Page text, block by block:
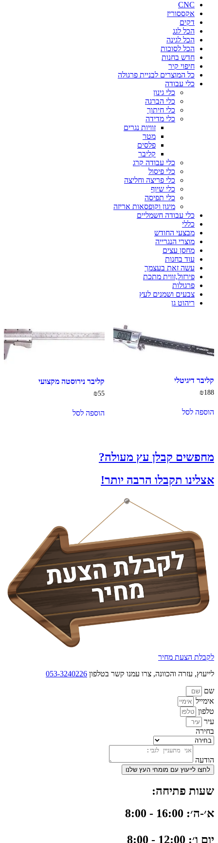
CNC
אקססוריז
דקים
הכל לגג
הכל לגינה
הכל לסוכות
חדש בחנות
חיפוי קיר
כל המוצרים לבניית פרגולה
כלי עבודה
כלי גינון
כלי הברגה
כלי חיתוך
כלי מדידה
זוויות נגרים
מטר
פלסים
קליבר
כלי עבודה קרג
כלי פיסול
כלי פריצה וחליצה
כלי שיוף
כלי תפיסה
מיגון וקופסאות אריזה
כלי עבודה חשמליים
כללי
מבצעי החודש
מוצרי הנגרייה
מחסן עצים
עוד בחנות
עשה זאת בעצמך
פירזול,זווית מתכת
פרגולות
צבעים ושמנים לעץ
ריהוט גן
קליבר דיגיטלי
₪188
הוספה לסל
קליבר נירוסטה מקצועי
₪55
הוספה לסל
מחפשים קבלן עץ מעולה?
אצלינו תקבלו הרבה יותר!
לקבלת הצעת מחיר
לייעוץ, עזרה והכוונה, צרו עמנו קשר בטלפון 053-3240226
שם
אימייל
טלפון
עיר
בחירה
הודעה
לחצו לייעוץ עם מומחי העץ שלנו
שעות פתיחה:
א׳-ה׳: 16:00 - 8:00
יום ו׳: 12:00 - 8:00